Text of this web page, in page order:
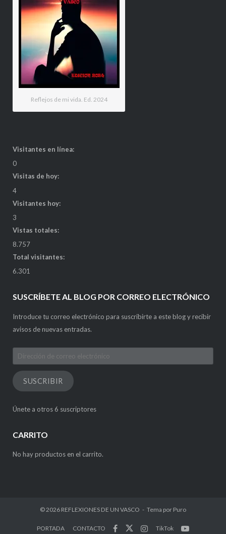
Reflejos de mi vida. Ed. 2024
Visitantes en línea:
0
Visitas de hoy:
4
Visitantes hoy:
3
Vistas totales:
8.757
Total visitantes:
6.301
SUSCRÍBETE AL BLOG POR CORREO ELECTRÓNICO
Introduce tu correo electrónico para suscribirte a este blog y recibir
avisos de nuevas entradas.
Dirección
de
correo
electrónico
SUSCRIBIR
Únete a otros 6 suscriptores
CARRITO
No hay productos en el carrito.
© 2026 REFLEXIONES DE UN VASCO Tema por Puro
PORTADA CONTACTO TikTok